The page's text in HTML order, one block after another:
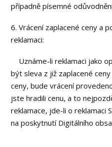
případně písemné
6. Vrácení zaplacené ceny a
reklamaci:
Uznáme-li reklamaci jako
být sleva z již zaplacené
ceny, bude vrácení
jste hradili cenu, a to
reklamace, jde-li o reklamaci
na poskytnutí Digitálního